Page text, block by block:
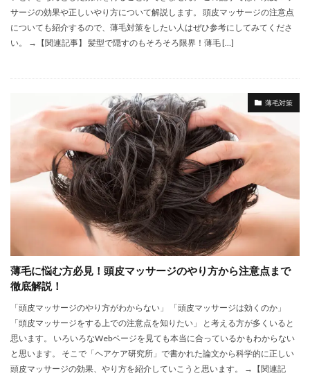
サージの効果や正しいやり方について解説します。 頭皮マッサージの注意点
についても紹介するので、薄毛対策をしたい人はぜひ参考にしてみてくださ
い。 →【関連記事】 髪型で隠すのもそろそろ限界！薄毛 […]
薄毛対策
薄毛に悩む方必見！頭皮マッサージのやり方から注意点まで
徹底解説！
「頭皮マッサージのやり方がわからない」 「頭皮マッサージは効くのか」
「頭皮マッサージをする上での注意点を知りたい」 と考える方が多くいると
思います。 いろいろなWebページを見ても本当に合っているかもわからない
と思います。 そこで「ヘアケア研究所」で書かれた論文から科学的に正しい
頭皮マッサージの効果、やり方を紹介していこうと思います。 →【関連記